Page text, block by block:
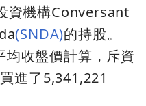
資機構Conversant
(SNDA)的持股。
收盤價計算，斥資
進了5,341,221